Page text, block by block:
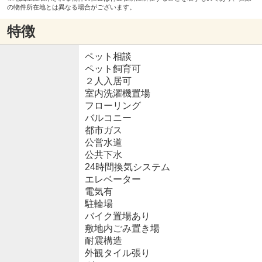
の物件所在地とは異なる場合がございます。
特徴
ペット相談
ペット飼育可
２人入居可
室内洗濯機置場
フローリング
バルコニー
都市ガス
公営水道
公共下水
24時間換気システム
エレベーター
電気有
駐輪場
バイク置場あり
敷地内ごみ置き場
耐震構造
外観タイル張り